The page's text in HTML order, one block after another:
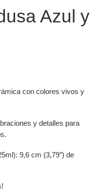
Azul y
con colores vivos y
y detalles para
9,6 cm (3,79″) de